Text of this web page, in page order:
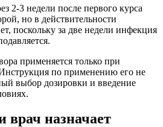
2-3 недели после первого курса
но в действительности
поскольку за две недели инфекция
применяется только при
по применению его не
выбор дозировки и введение
врач назначает